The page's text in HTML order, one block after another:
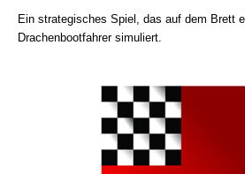
Ein strategisches Spiel, das auf dem Brett
Drachenbootfahrer simuliert.